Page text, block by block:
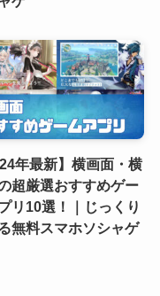
年最新】横画面・横
超厳選おすすめゲー
リ10選！｜じっくり
無料スマホソシャゲ